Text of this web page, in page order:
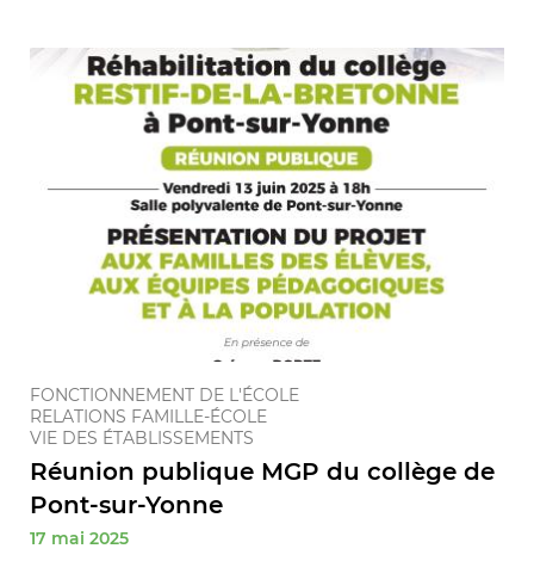
FONCTIONNEMENT DE L'ÉCOLE
RELATIONS FAMILLE-ÉCOLE
VIE DES ÉTABLISSEMENTS
Réunion publique MGP du collège de
Pont-sur-Yonne
17 mai 2025